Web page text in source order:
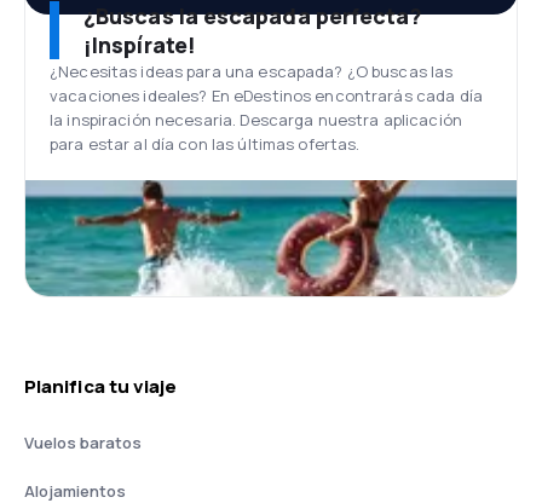
¿Buscas la escapada perfecta?
¡Inspírate!
¿Necesitas ideas para una escapada? ¿O buscas las
vacaciones ideales? En eDestinos encontrarás cada día
la inspiración necesaria. Descarga nuestra aplicación
para estar al día con las últimas ofertas.
Planifica tu viaje
Vuelos baratos
Alojamientos